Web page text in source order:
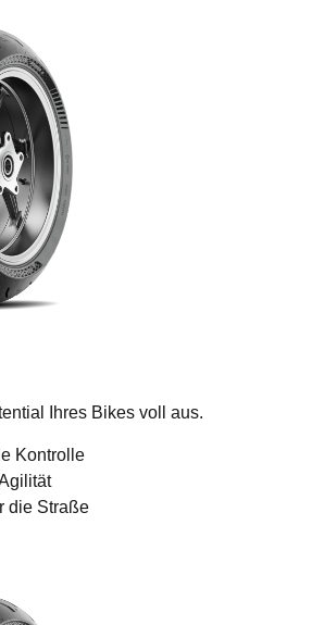
Ihres Bikes voll aus.
Kontrolle
die Straße